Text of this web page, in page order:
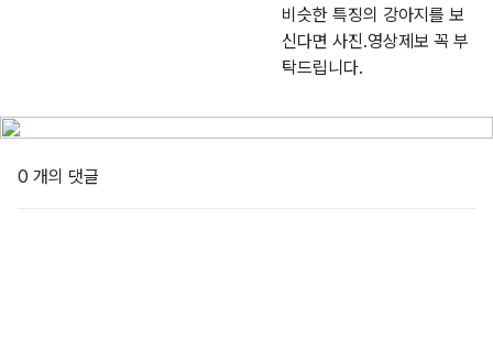
비슷한 특징의 강아지를 보
신다면 사진.영상제보 꼭 부
탁드립니다.
0 개의 댓글